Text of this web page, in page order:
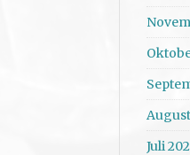
Juli